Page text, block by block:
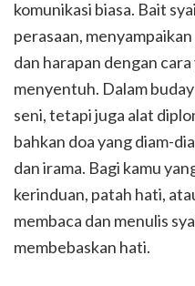
komunikasi biasa. Bait
perasaan,
dan harapan dengan
menyentuh. Dalam
seni, tetapi juga alat
bahkan doa yang diam-
dan irama. Bagi kamu
kerinduan, patah hati,
membaca dan menulis
membebaskan hati.